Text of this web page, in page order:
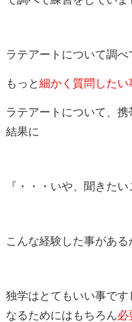
ラテアートについて調べ
もっと細かく質問したい
ラテアートについて、
結果に
『・・・いや、聞きた
こんな経験した事がある
独学はとてもいい事です
なるためにはもちろん必